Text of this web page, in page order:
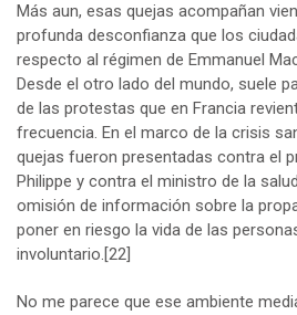
Más aun, esas quejas acompañan
profunda desconfianza que los
respecto al régimen de Emmanuel
Desde el otro lado del mundo, suele
de las protestas que en Francia
frecuencia. En el marco de la crisis
quejas fueron presentadas contra el
Philippe y contra el ministro de la
omisión de información sobre la
poner en riesgo la vida de las
involuntario. [22]
No me parece que ese ambiente